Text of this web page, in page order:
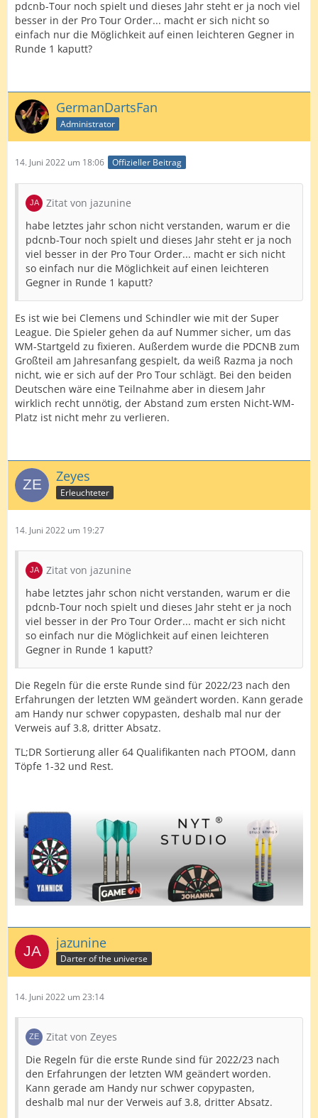
pdcnb-Tour noch spielt und dieses Jahr steht er ja noch viel
besser in der Pro Tour Order... macht er sich nicht so
einfach nur die Möglichkeit auf einen leichteren Gegner in
Runde 1 kaputt?
GermanDartsFan
Administrator
14. Juni 2022 um 18:06 Offizieller Beitrag
Zitat von jazunine
habe letztes jahr schon nicht verstanden, warum er die
pdcnb-Tour noch spielt und dieses Jahr steht er ja noch
viel besser in der Pro Tour Order... macht er sich nicht
so einfach nur die Möglichkeit auf einen leichteren
Gegner in Runde 1 kaputt?
Es ist wie bei Clemens und Schindler wie mit der Super
League. Die Spieler gehen da auf Nummer sicher, um das
WM-Startgeld zu fixieren. Außerdem wurde die PDCNB zum
Großteil am Jahresanfang gespielt, da weiß Razma ja noch
nicht, wie er sich auf der Pro Tour schlägt. Bei den beiden
Deutschen wäre eine Teilnahme aber in diesem Jahr
wirklich recht unnötig, der Abstand zum ersten Nicht-WM-
Platz ist nicht mehr zu verlieren.
Zeyes
Erleuchteter
14. Juni 2022 um 19:27
Zitat von jazunine
habe letztes jahr schon nicht verstanden, warum er die
pdcnb-Tour noch spielt und dieses Jahr steht er ja noch
viel besser in der Pro Tour Order... macht er sich nicht
so einfach nur die Möglichkeit auf einen leichteren
Gegner in Runde 1 kaputt?
Die Regeln für die erste Runde sind für 2022/23 nach den
Erfahrungen der letzten WM geändert worden. Kann gerade
am Handy nur schwer copypasten, deshalb mal nur der
Verweis auf 3.8, dritter Absatz.
TL;DR Sortierung aller 64 Qualifikanten nach PTOOM, dann
Töpfe 1-32 und Rest.
jazunine
Darter of the universe
14. Juni 2022 um 23:14
Zitat von Zeyes
Die Regeln für die erste Runde sind für 2022/23 nach
den Erfahrungen der letzten WM geändert worden.
Kann gerade am Handy nur schwer copypasten,
deshalb mal nur der Verweis auf 3.8, dritter Absatz.